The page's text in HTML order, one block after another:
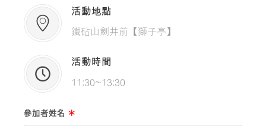
活動地點
鐵砧山劍井前【獅子亭】
活動時間
11:30~13:30
參加者姓名 ＊